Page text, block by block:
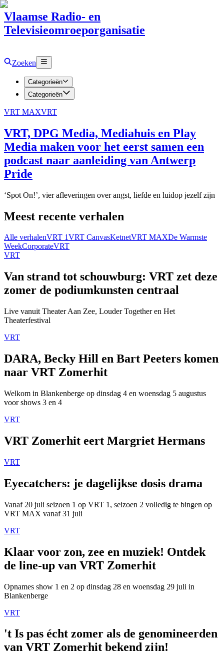
Vlaamse Radio- en
Televisieomroeporganisatie
Zoeken
Categorieën
Categorieën
VRT MAXVRT
VRT, DPG Media, Mediahuis en Play
Media maken voor het eerst samen een
podcast naar aanleiding van Antwerp
Pride
‘Spot On!’, vier afleveringen over angst, liefde en luidop jezelf zijn
Meest recente verhalen
Alle verhalenVRT 1VRT CanvasKetnetVRT MAXDe Warmste
WeekCorporateVRT
VRT
Van strand tot schouwburg: VRT zet deze
zomer de podiumkunsten centraal
Live vanuit Theater Aan Zee, Louder Together en Het
Theaterfestival
VRT
DARA, Becky Hill en Bart Peeters komen
naar VRT Zomerhit
Welkom in Blankenberge op dinsdag 4 en woensdag 5 augustus
voor shows 3 en 4
VRT
VRT Zomerhit eert Margriet Hermans
VRT
Eyecatchers: je dagelijkse dosis drama
Vanaf 20 juli seizoen 1 op VRT 1, seizoen 2 volledig te bingen op
VRT MAX vanaf 31 juli
VRT
Klaar voor zon, zee en muziek! Ontdek
de line-up van VRT Zomerhit
Opnames show 1 en 2 op dinsdag 28 en woensdag 29 juli in
Blankenberge
VRT
't Is pas écht zomer als de genomineerden
van VRT Zomerhit bekend zijn!